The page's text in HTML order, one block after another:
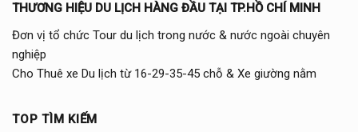
THƯƠNG HIỆU DU LỊCH HÀNG ĐẦU TẠI TP.HỒ CHÍ MINH
Đơn vị tổ chức Tour du lịch trong nước & nước ngoài chuyên
nghiệp
Cho Thuê xe Du lịch từ 16-29-35-45 chỗ & Xe giường nằm
TOP TÌM KIẾM